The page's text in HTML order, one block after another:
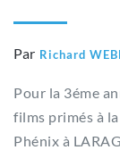
Par Richard
Pour la 3éme
films primés à
Phénix à